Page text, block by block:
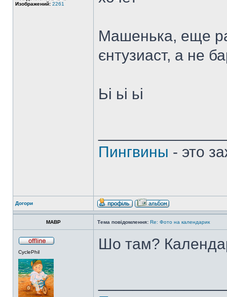
Изображений: 2261
Машенька, еще
єнтузиаст, а не
Ьі ьі ьі
Пингвины - это
Догори
MABP Тема повідомлення: Re: Фото на календарик
CyclePhil Шо там?